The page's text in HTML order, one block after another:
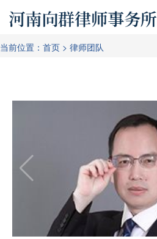
当前位置： 首页 > 律师团队